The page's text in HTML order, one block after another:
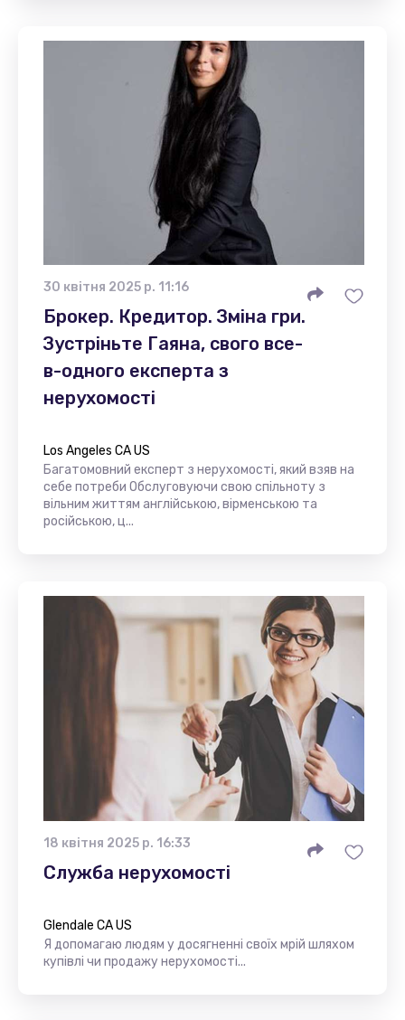
30 квітня 2025 р. 11:16
Брокер. Кредитор. Зміна гри.
Зустріньте Гаяна, свого все-
в-одного експерта з
нерухомості
Los Angeles CA US
Багатомовний експерт з нерухомості, який взяв на
себе потреби Обслуговуючи свою спільноту з
вільним життям англійською, вірменською та
російською, ц...
18 квітня 2025 р. 16:33
Служба нерухомості
Glendale CA US
Я допомагаю людям у досягненні своїх мрій шляхом
купівлі чи продажу нерухомості...